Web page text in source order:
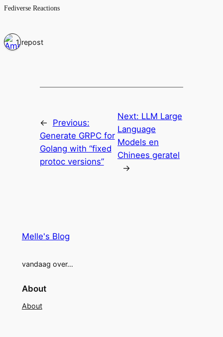
Fediverse Reactions
1 repost
←
Previous:
Generate GRPC for
Golang with “fixed
protoc versions”
Next: LLM Large
Language
Models en
Chinees geratel
→
Melle's Blog
vandaag over…
About
About